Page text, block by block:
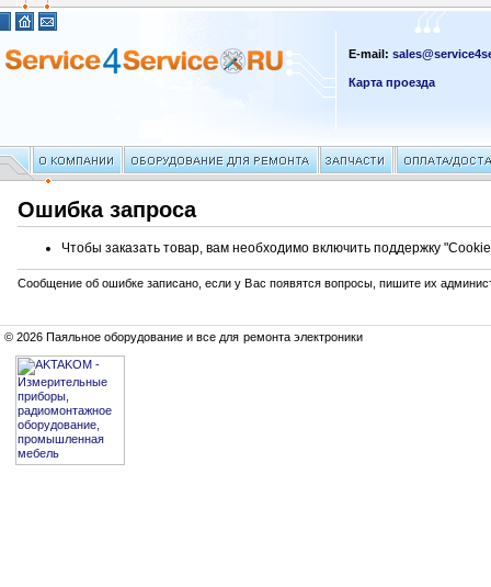
E-mail:
Карта проезда
Ошибка запроса
Чтобы заказать товар, вам необходимо включить поддержку
Сообщение об ошибке записано, если у Вас появятся вопросы, пишите их
© 2026 Паяльное оборудование и все для ремонта электроники